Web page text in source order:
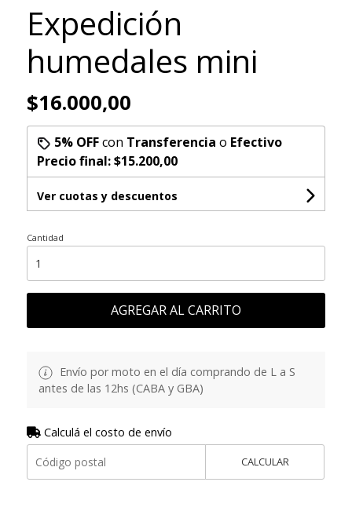
Expedición
humedales mini
$16.000,00
5% OFFcon Transferencia o Efectivo
Precio final:$15.200,00
Ver cuotas y descuentos
Cantidad
AGREGAR AL CARRITO
Envío por moto en el día comprando de L a S
antes de las 12hs (CABA y GBA)
Calculá el costo de envío
CALCULAR